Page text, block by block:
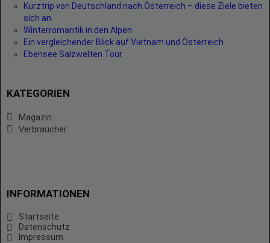
Kurztrip von Deutschland nach Österreich – diese Ziele bieten
sich an
Winterromantik in den Alpen
Ein vergleichender Blick auf Vietnam und Österreich
Ebensee Salzwelten Tour
KATEGORIEN
Magazin
Verbraucher
INFORMATIONEN
Startseite
Datenschutz
Impressum